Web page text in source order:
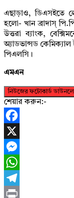
এছাড়াও, ডিএসইতে
হলো- খান ব্রাদাস্‌
উত্তরা ব্যাংক,
অ্যাডভান্সড কেমিক্যাল
পিএলসি।
এমএন
নিউজের ফটোকার্ড
শেয়ার করুন:-
Facebook
X
Messenger
WhatsApp
Telegram